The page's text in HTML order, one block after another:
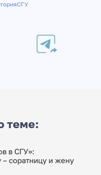
теме:
в СГУ»:
соратницу и жену